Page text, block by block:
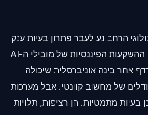
הרחב נע לעבר פתרון בעיות ענק
בקנה מידה עולמי. ההשקעות הפיננסיות של מובילי ה-AI
אחר בינה אוניברסלית שיכולה
של מחשוב קוונטי. אבל מערכות
בעיות מתמטיות. הן רציפות, תלויות